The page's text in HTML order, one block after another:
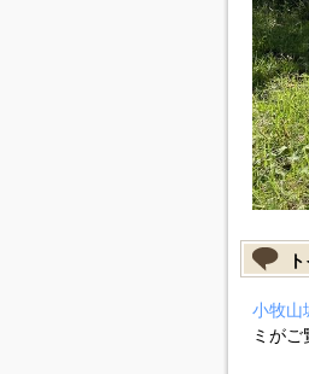
小牧山
ミがご